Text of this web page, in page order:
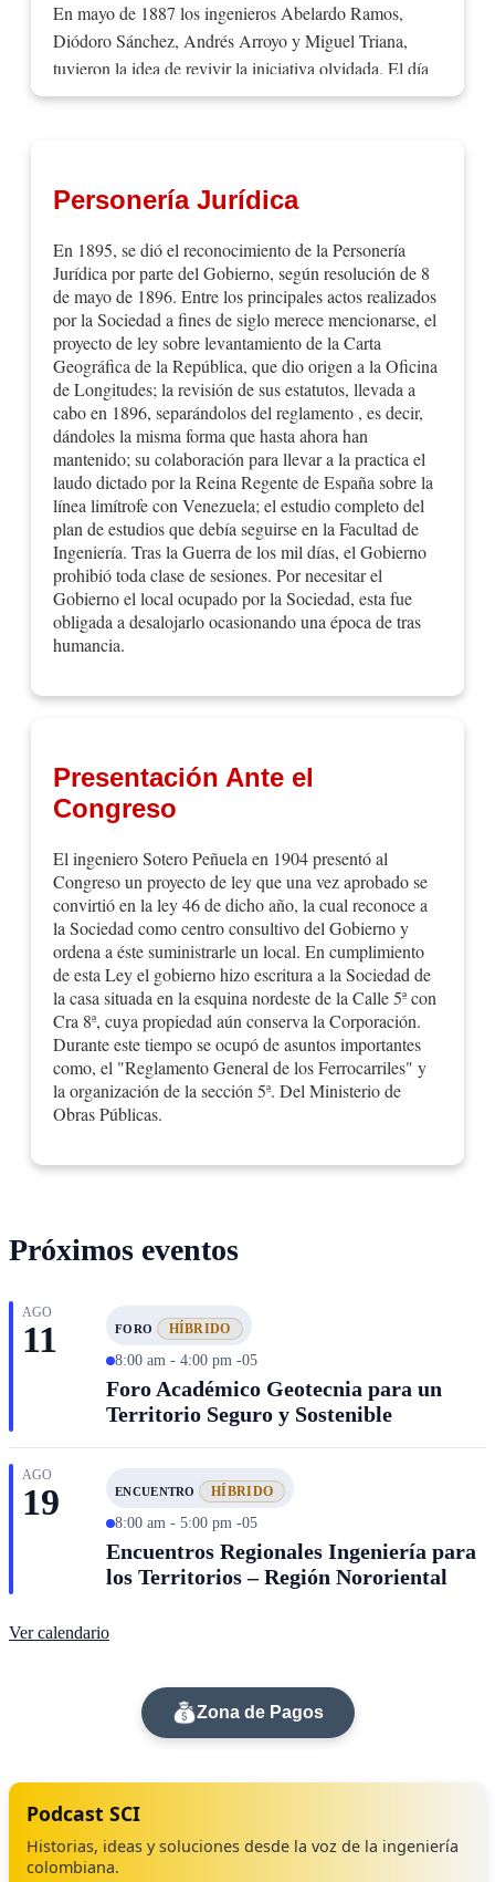
En mayo de 1887 los ingenieros Abelardo Ramos,
Diódoro Sánchez, Andrés Arroyo y Miguel Triana,
tuvieron la idea de revivir la iniciativa olvidada. El día
24 de dicho mes dirigieron una circular a los colegas
exposición de Abelardo Ramos, se declaró fundada la
"Sociedad Colombiana de Ingenieros" y fueron
elegidos Presidente y Secretario respectivamente los
Ingenieros Ramos y Sánchez. Se nombró una
comisión para redactar los estatutos, la cual cumplió
sus objetivos, siendo aprobados en la sesión del 12 de
junio siguiente. La Sociedad funcionó en la oficina de
Diódoro Sánchez, en el mismo sitio en que fue
fundada, hasta en 12 de marzo de 1893. Aprobados
los estatutos, se integró la primera junta Directiva o
Junta Central, como se llamó entonces, con
Nepomuceno Santamaría como Vicepresidente, Fidel
Pombo como Tesorero – Agente y Manuel Ponce de
León, Lorenzo Codazzi y Rafael Espinosa, como
delegatarios.
Ingeniería de la Universidad Nacional, el Código de
Minas y poco después, en 1894, era consultada
oficialmente por la Cámara de Representantes en
relación con un proyecto de Ley que debía fijar el
ancho de las paralelas de las vías férreas colombianas.
La manera como la Sociedad absolvió esta y otras
consultas le mereció un justo elogio en el informe que
presentó al Congreso Nacional el Ministerio de
Fomento, al cual estaban adscritas las obras públicas.
El Gobierno Nacional, presidido por el
Vicepresidente Encargado Miguel Antonio Caro y su
Ministro de Fomento Jose Manuel Goenaga, expidió
el decreto 336 del 4 de enero de 1893 "sobre
Sociedad Colombiana de Ingenieros como cuerpo
en él conserven los archivos, biblioteca y museo de la
el mismo edificio de la Escuela de Ingeniería de la
Universidad Nacional, actualmente ocupado por la
Academia Colombiana de Historia, en el cual
funcionó a partir del 12 de marzo de 1893.
Personería Jurídica
En 1895, se dió el reconocimiento de la Personería
Jurídica por parte del Gobierno, según resolución de 8
de mayo de 1896. Entre los principales actos realizados
por la Sociedad a fines de siglo merece mencionarse, el
proyecto de ley sobre levantamiento de la Carta
Geográfica de la República, que dio origen a la Oficina
de Longitudes; la revisión de sus estatutos, llevada a
cabo en 1896, separándolos del reglamento , es decir,
dándoles la misma forma que hasta ahora han
mantenido; su colaboración para llevar a la practica el
laudo dictado por la Reina Regente de España sobre la
línea limítrofe con Venezuela; el estudio completo del
plan de estudios que debía seguirse en la Facultad de
Ingeniería. Tras la Guerra de los mil días, el Gobierno
prohibió toda clase de sesiones. Por necesitar el
Gobierno el local ocupado por la Sociedad, esta fue
obligada a desalojarlo ocasionando una época de tras
humancia.
Presentación Ante el
Congreso
El ingeniero Sotero Peñuela en 1904 presentó al
Congreso un proyecto de ley que una vez aprobado se
convirtió en la ley 46 de dicho año, la cual reconoce a
la Sociedad como centro consultivo del Gobierno y
ordena a éste suministrarle un local. En cumplimiento
de esta Ley el gobierno hizo escritura a la Sociedad de
la casa situada en la esquina nordeste de la Calle 5ª con
Cra 8ª, cuya propiedad aún conserva la Corporación.
Durante este tiempo se ocupó de asuntos importantes
como, el "Reglamento General de los Ferrocarriles" y
la organización de la sección 5ª. Del Ministerio de
Obras Públicas.
Próximos eventos
AGO
11 FORO HÍBRIDO
8:00 am - 4:00 pm -05
Foro Académico Geotecnia para un
Territorio Seguro y Sostenible
AGO
19 ENCUENTRO HÍBRIDO
8:00 am - 5:00 pm -05
Encuentros Regionales Ingeniería para
los Territorios – Región Nororiental
Ver calendario
Zona de Pagos
Podcast SCI
Historias, ideas y soluciones desde la voz de la ingeniería
colombiana.